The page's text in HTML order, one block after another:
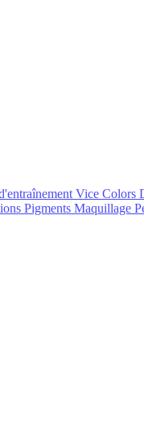
Vice Colors
Pigments Maquillage